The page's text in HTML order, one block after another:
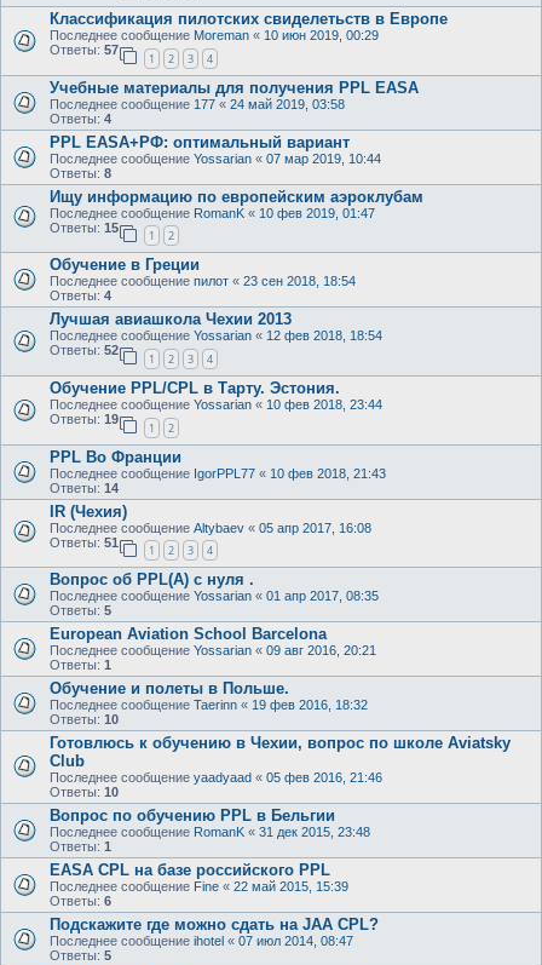
Классификация пилотских свиделетьств в Европе
Последнее сообщение Moreman « 10 июн 2019, 00:29
Ответы: 57
1 2 3 4
Учебные материалы для получения PPL EASA
Последнее сообщение 177 « 24 май 2019, 03:58
Ответы: 4
PPL EASA+РФ: оптимальный вариант
Последнее сообщение Yossarian « 07 мар 2019, 10:44
Ответы: 8
Ищу информацию по европейским аэроклубам
Последнее сообщение RomanK « 10 фев 2019, 01:47
Ответы: 15
1 2
Обучение в Греции
Последнее сообщение пилот « 23 сен 2018, 18:54
Ответы: 4
Лучшая авиашкола Чехии 2013
Последнее сообщение Yossarian « 12 фев 2018, 18:54
Ответы: 52
1 2 3 4
Обучение PPL/CPL в Тарту. Эстония.
Последнее сообщение Yossarian « 10 фев 2018, 23:44
Ответы: 19
1 2
PPL Во Франции
Последнее сообщение IgorPPL77 « 10 фев 2018, 21:43
Ответы: 14
IR (Чехия)
Последнее сообщение Altybaev « 05 апр 2017, 16:08
Ответы: 51
1 2 3 4
Вопрос об PPL(A) с нуля .
Последнее сообщение Yossarian « 01 апр 2017, 08:35
Ответы: 5
European Aviation School Barcelona
Последнее сообщение Yossarian « 09 авг 2016, 20:21
Ответы: 1
Обучение и полеты в Польше.
Последнее сообщение Taerinn « 19 фев 2016, 18:32
Ответы: 10
Готовлюсь к обучению в Чехии, вопрос по школе Aviatsky
Club
Последнее сообщение yaadyaad « 05 фев 2016, 21:46
Ответы: 10
Вопрос по обучению PPL в Бельгии
Последнее сообщение RomanK « 31 дек 2015, 23:48
Ответы: 1
EASA CPL на базе российского PPL
Последнее сообщение Fine « 22 май 2015, 15:39
Ответы: 6
Подскажите где можно сдать на JAA CPL?
Последнее сообщение ihotel « 07 июл 2014, 08:47
Ответы: 5